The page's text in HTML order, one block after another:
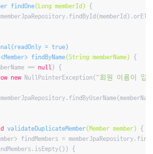
findOne(Long memberId) {
= true)
findByName(String memberName) {
== null) {
new NullPointerException( "회원 이름이 입
validateDuplicateMember(Member member) {
findMembers =
{